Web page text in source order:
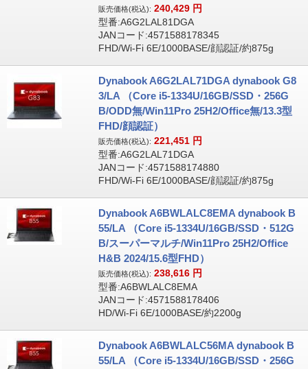
販売価格(税込): 240,429 円
型番:A6G2LAL81DGA
JANコード:4571588178345
FHD/Wi-Fi 6E/1000BASE/顔認証/約875g
Dynabook A6G2LAL71DGA dynabook G8
3/LA （Core i5-1334U/16GB/SSD・256G
B/ODD無/Win11Pro 25H2/Office無/13.3型
FHD/顔認証）
販売価格(税込): 221,451 円
型番:A6G2LAL71DGA
JANコード:4571588174880
FHD/Wi-Fi 6E/1000BASE/顔認証/約875g
Dynabook A6BWLALC8EMA dynabook B
55/LA （Core i5-1334U/16GB/SSD・512G
B/スーパーマルチ/Win11Pro 25H2/Office
H&B 2024/15.6型FHD）
販売価格(税込): 238,616 円
型番:A6BWLALC8EMA
JANコード:4571588178406
HD/Wi-Fi 6E/1000BASE/約2200g
Dynabook A6BWLALC56MA dynabook B
55/LA （Core i5-1334U/16GB/SSD・256G